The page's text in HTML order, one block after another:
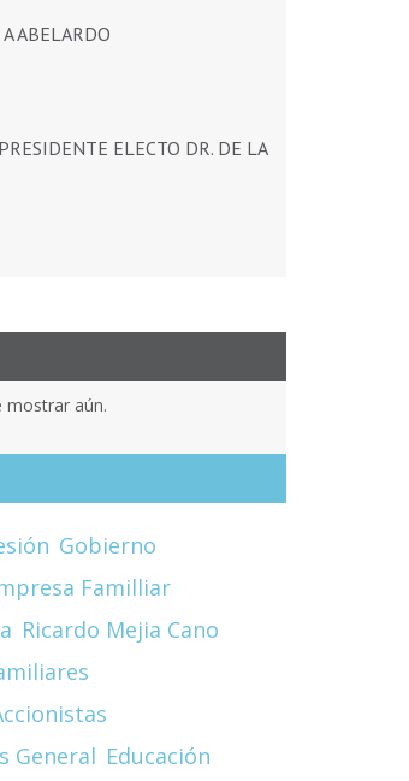
ABELARDO
ELECTO DR. DE LA
mostrar aún.
Gobierno
Familliar
Ricardo Mejia Cano
General Educación